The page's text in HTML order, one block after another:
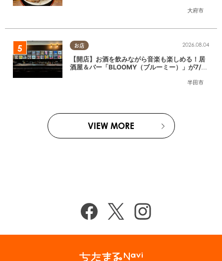
大府市
お店
半田市
2026.08.04
【開店】お酒を飲みながら音楽も楽しめる！居
酒屋＆バー「BLOOMY（ブルーミー）」が7/3
VIEW MORE